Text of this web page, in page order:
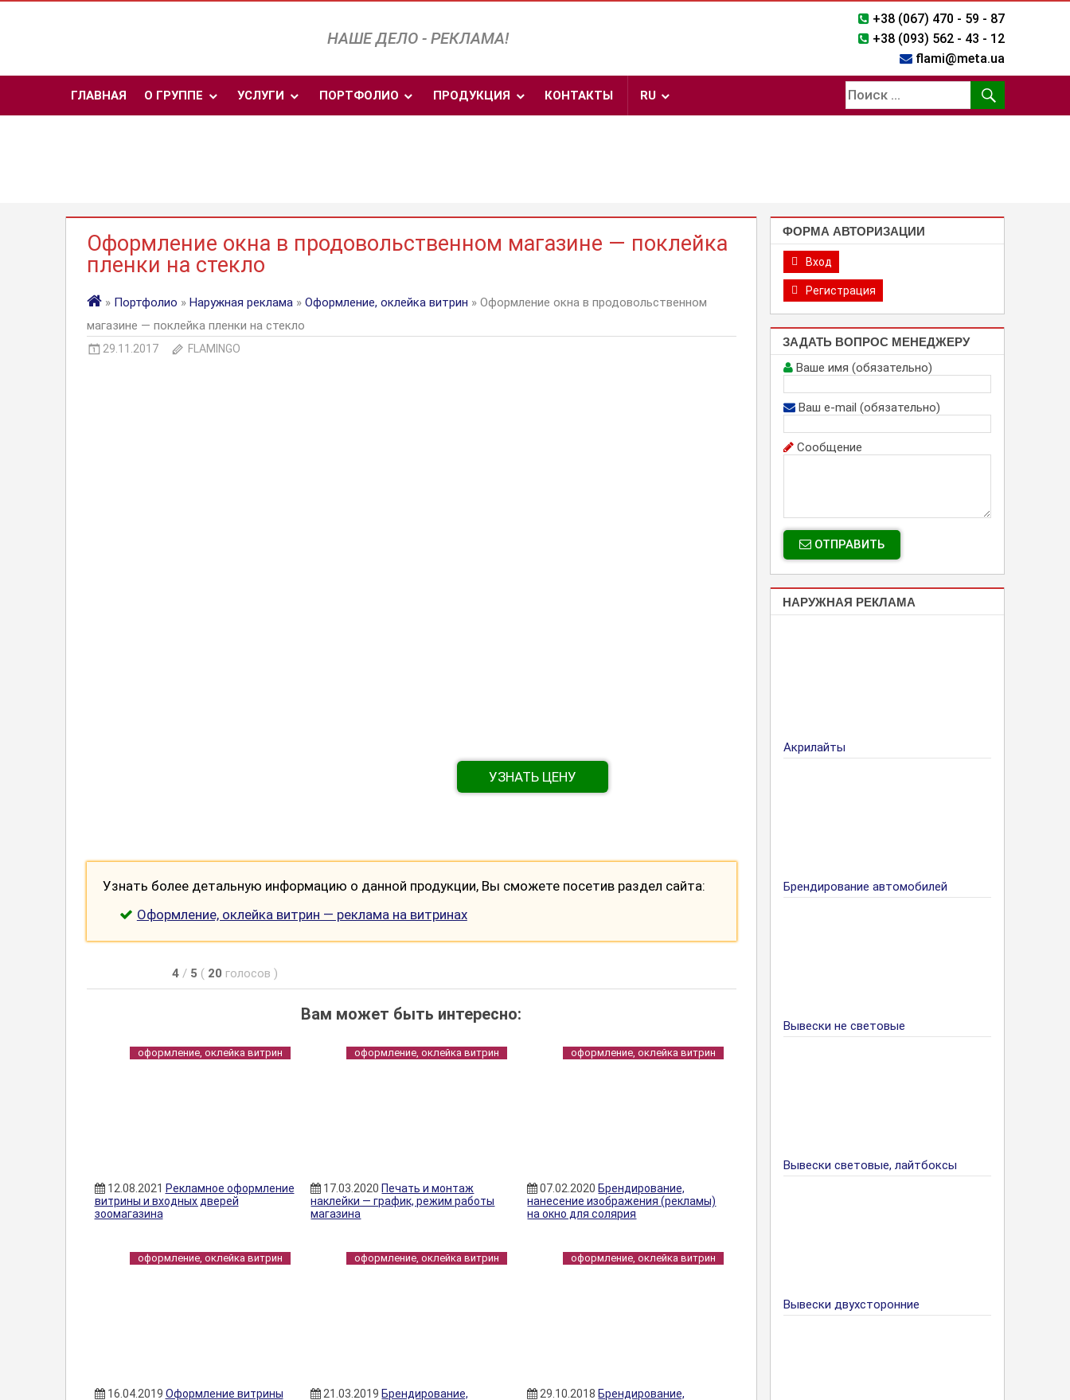
НАШЕ ДЕЛО - РЕКЛАМА!
+38 (067) 470 - 59 - 87
+38 (093) 562 - 43 - 12
flami@meta.ua
ГЛАВНАЯ О ГРУППЕ УСЛУГИ ПОРТФОЛИО ПРОДУКЦИЯ КОНТАКТЫ RU
Оформление окна в продовольственном магазине — поклейка
пленки на стекло
» Портфолио » Наружная реклама» Оформление, оклейка витрин » Оформление окна в продовольственном
магазине — поклейка пленки на стекло
29.11.2017 FLAMINGO
УЗНАТЬ ЦЕНУ
Узнать более детальную информацию о данной продукции, Вы сможете посетив раздел сайта:
Оформление, оклейка витрин — реклама на витринах
4 / 5 ( 20 голосов )
Вам может быть интересно:
оформление, оклейка витрин
12.08.2021 Рекламное оформление
витрины и входных дверей
зоомагазина
оформление, оклейка витрин
17.03.2020 Печать и монтаж
наклейки — график, режим работы
магазина
оформление, оклейка витрин
07.02.2020 Брендирование,
нанесение изображения (рекламы)
на окно для солярия
оформление, оклейка витрин
16.04.2019 Оформление витрины
оформление, оклейка витрин
21.03.2019 Брендирование,
оформление, оклейка витрин
29.10.2018 Брендирование,
ФОРМА АВТОРИЗАЦИИ
Вход
Регистрация
ЗАДАТЬ ВОПРОС МЕНЕДЖЕРУ
Ваше имя (обязательно)
Ваш e-mail (обязательно)
Сообщение
ОТПРАВИТЬ
НАРУЖНАЯ РЕКЛАМА
Акрилайты
Брендирование автомобилей
Вывески не световые
Вывески световые, лайтбоксы
Вывески двухсторонние